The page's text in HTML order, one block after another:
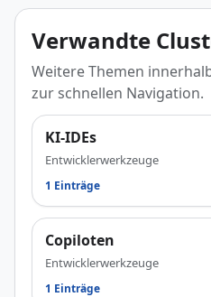
Verwandte
Weitere Themen
zur schnellen Navigation.
KI-IDEs
Entwicklerwerkzeuge
1 Einträge
Copiloten
Entwicklerwerkzeuge
1 Einträge